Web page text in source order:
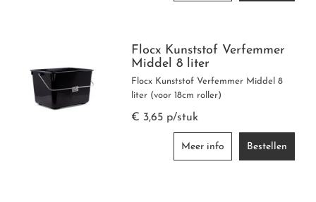
Flocx Kunststof Verfemmer
Middel 8 liter
Flocx Kunststof Verfemmer Middel 8
liter (voor 18cm roller)
€ 3,65 p/stuk
Meer info Bestellen